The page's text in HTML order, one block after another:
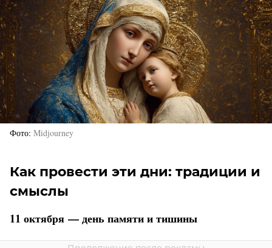
Фото Midjourney
Как провести эти дни: традиции и
смыслы
11 октября — день памяти и тишины